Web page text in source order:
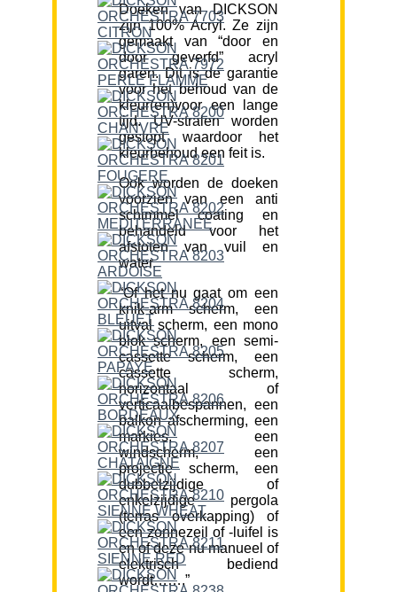
Doeken van DICKSON
zijn 100% Acryl. Ze zijn
gemaakt van “door en
door geverfd” acryl
garen. Dit is de garantie
voor het behoud van de
kleur(en)voor een lange
tijd. UV-stralen worden
gestopt waardoor het
kleurbehoud een feit is.
Ook worden de doeken
voorzien van een anti
schimmel coating en
behandeld voor het
afstoten van vuil en
water.
“Of het nu gaat om een
knik-arm scherm, een
uitval scherm, een mono
blok scherm, een semi-
cassette scherm, een
cassette scherm,
horizontaal of
verticaalbespannen, een
balkon afscherming, een
markies, een
windscherm, een
projectie scherm, een
dubbelzijdige of
enkelzijdige pergola
(terras overkapping) of
een zonnezeil of -luifel is
en of deze nu manueel of
elektrisch bediend
wordt…….”